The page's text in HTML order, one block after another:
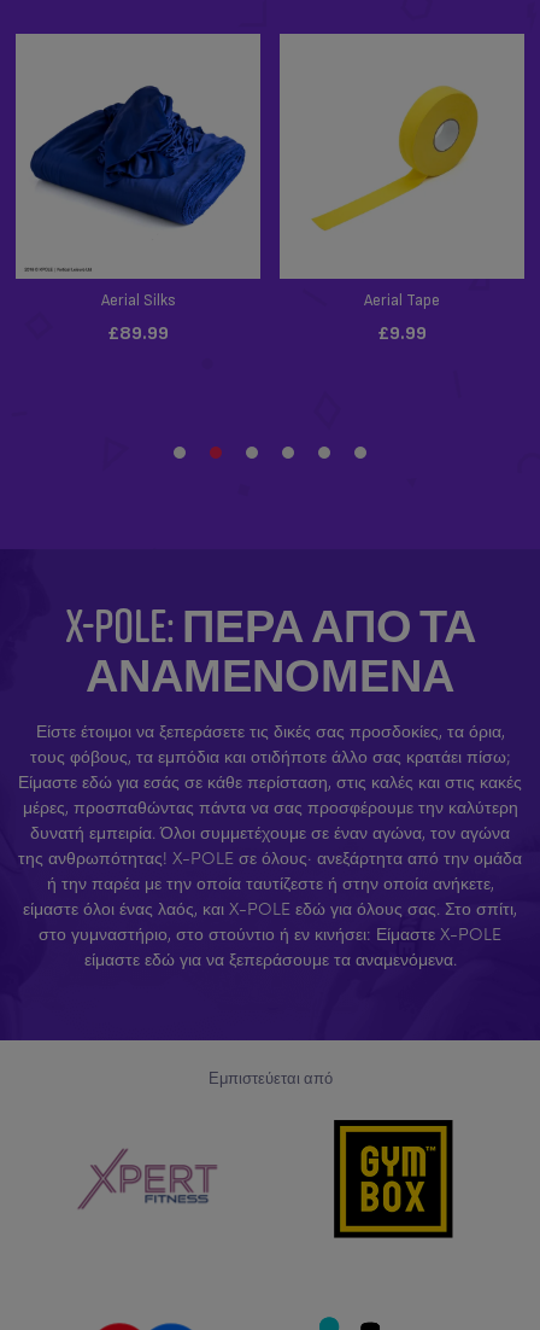
X-POLE: ΠΈΡΑ ΑΠΌ ΤΑ
ΑΝΑΜΕΝΌΜΕΝΑ
Είστε έτοιμοι να ξεπεράσετε τις δικές σας προσδοκίες, τα όρια,
τους φόβους, τα εμπόδια και οτιδήποτε άλλο σας κρατάει πίσω;
Είμαστε εδώ για εσάς σε κάθε περίσταση, στις καλές και στις κακές
μέρες, προσπαθώντας πάντα να σας προσφέρουμε την καλύτερη
δυνατή εμπειρία. Όλοι συμμετέχουμε σε έναν αγώνα, τον αγώνα
της ανθρωπότητας! X-POLE σε όλους· ανεξάρτητα από την ομάδα
ή την παρέα με την οποία ταυτίζεστε ή στην οποία ανήκετε,
είμαστε όλοι ένας λαός, και X-POLE εδώ για όλους σας. Στο σπίτι,
στο γυμναστήριο, στο στούντιο ή εν κινήσει: Είμαστε X-POLE
είμαστε εδώ για να ξεπεράσουμε τα αναμενόμενα.
Εμπιστεύεται από